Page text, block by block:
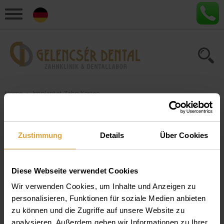
Zustimmung Details Über Cookies
Diese Webseite verwendet Cookies
Wir verwenden Cookies, um Inhalte und Anzeigen zu
personalisieren, Funktionen für soziale Medien anbieten
zu können und die Zugriffe auf unsere Website zu
analysieren. Außerdem geben wir Informationen zu Ihrer
Home › Implantat Zahn Kosten
Artikel zum Thema
"Implantat Zahn Kosten"
Die Kosten für ein Zahnimplantat und
wie Sie von den Preisvorteilen in
Ungarn profitieren können
Ein Zahnimplantat muss nicht viel kosten. Bei Gelencsér